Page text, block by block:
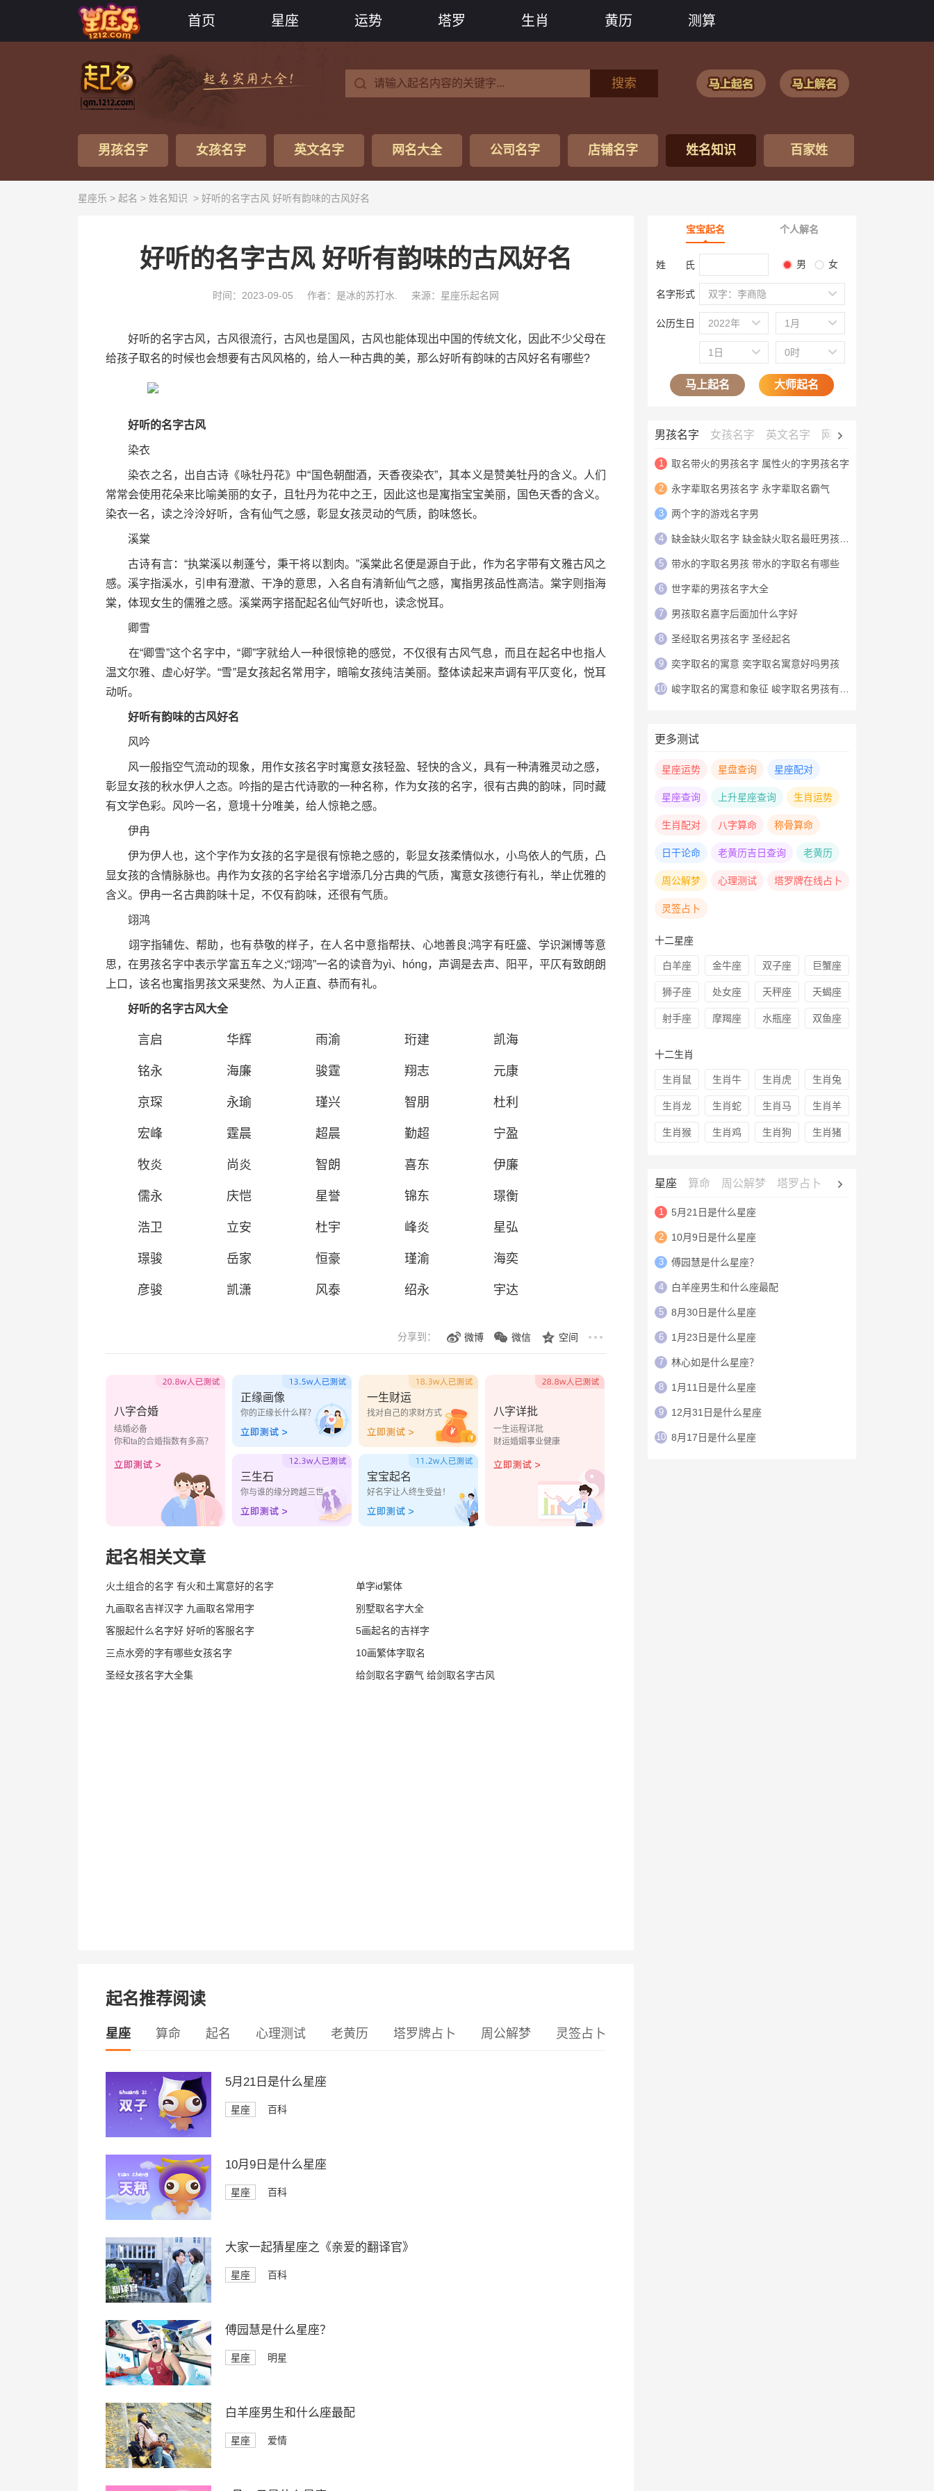
首页 星座 运势 塔罗 生肖 黄历 测算
搜索
男孩名字 女孩名字 英文名字 网名大全 公司名字 店铺名字 姓名知识 百家姓
星座乐 > 起名 > 姓名知识 > 好听的名字古风 好听有韵味的古风好名
好听的名字古风 好听有韵味的古风好名
时间：2023-09-05 作者：是冰的苏打水. 来源：星座乐起名网
好听的名字古风，古风很流行，古风也是国风，古风也能体现出中国的传统文化，因此不少父母在
给孩子取名的时候也会想要有古风风格的，给人一种古典的美，那么好听有韵味的古风好名有哪些?
好听的名字古风
染衣
染衣之名，出自古诗《咏牡丹花》中“国色朝酣酒，天香夜染衣”，其本义是赞美牡丹的含义。人们
常常会使用花朵来比喻美丽的女子，且牡丹为花中之王，因此这也是寓指宝宝美丽，国色天香的含义。
染衣一名，读之泠泠好听，含有仙气之感，彰显女孩灵动的气质，韵味悠长。
溪棠
古诗有言：“执棠溪以刜蓬兮，秉干将以割肉。”溪棠此名便是源自于此，作为名字带有文雅古风之
感。溪字指溪水，引申有澄澈、干净的意思，入名自有清新仙气之感，寓指男孩品性高洁。棠字则指海
棠，体现女生的儒雅之感。溪棠两字搭配起名仙气好听也，读念悦耳。
卿雪
在“卿雪”这个名字中，“卿”字就给人一种很惊艳的感觉，不仅很有古风气息，而且在起名中也指人
温文尔雅、虚心好学。“雪”是女孩起名常用字，暗喻女孩纯洁美丽。整体读起来声调有平仄变化，悦耳
动听。
好听有韵味的古风好名
风吟
风一般指空气流动的现象，用作女孩名字时寓意女孩轻盈、轻快的含义，具有一种清雅灵动之感，
彰显女孩的秋水伊人之态。吟指的是古代诗歌的一种名称，作为女孩的名字，很有古典的韵味，同时藏
有文学色彩。风吟一名，意境十分唯美，给人惊艳之感。
伊冉
伊为伊人也，这个字作为女孩的名字是很有惊艳之感的，彰显女孩柔情似水，小鸟依人的气质，凸
显女孩的含情脉脉也。冉作为女孩的名字给名字增添几分古典的气质，寓意女孩德行有礼，举止优雅的
含义。伊冉一名古典韵味十足，不仅有韵味，还很有气质。
翊鸿
翊字指辅佐、帮助，也有恭敬的样子，在人名中意指帮扶、心地善良;鸿字有旺盛、学识渊博等意
思，在男孩名字中表示学富五车之义;“翊鸿”一名的读音为yì、hóng，声调是去声、阳平，平仄有致朗朗
上口，该名也寓指男孩文采斐然、为人正直、恭而有礼。
好听的名字古风大全
言启 华辉 雨渝 珩建 凯海
铭永 海廉 骏霆 翔志 元康
京琛 永瑜 瑾兴 智朋 杜利
宏峰 霆晨 超晨 勤超 宁盈
牧炎 尚炎 智朗 喜东 伊廉
儒永 庆恺 星誉 锦东 璟衡
浩卫 立安 杜宇 峰炎 星弘
璟骏 岳家 恒豪 瑾渝 海奕
彦骏 凯潇 风泰 绍永 宇达
分享到： 微博 微信 空间
八字合婚
结婚必备
你和ta的合婚指数有多高？
正缘画像
你的正缘长什么样？
一生财运
找对自己的求财方式
三生石
你与谁的缘分跨越三世
宝宝起名
好名字让人终生受益！
八字详批
一生运程详批
财运婚姻事业健康
起名相关文章
火土组合的名字 有火和土寓意好的名字
单字id繁体
九画取名吉祥汉字 九画取名常用字
别墅取名字大全
客服起什么名字好 好听的客服名字
5画起名的吉祥字
三点水旁的字有哪些女孩名字
10画繁体字取名
圣经女孩名字大全集
给剑取名字霸气 给剑取名字古风
起名推荐阅读
星座 算命 起名 心理测试 老黄历 塔罗牌占卜 周公解梦 灵签占卜
5月21日是什么星座
星座 百科
10月9日是什么星座
星座 百科
大家一起猜星座之《亲爱的翻译官》
星座 百科
傅园慧是什么星座？
星座 明星
白羊座男生和什么座最配
星座 爱情
宝宝起名 个人解名
姓 氏 男 女
名字形式 双字：李商隐
公历生日 2022年 1月
1日 0时
马上起名 大师起名
男孩名字 女孩名字 英文名字 网名大全
1 取名带火的男孩名字 属性火的字男孩名字
2 永字辈取名男孩名字 永字辈取名霸气
3 两个字的游戏名字男
4 缺金缺火取名字 缺金缺火取名最旺男孩名字
5 带水的字取名男孩 带水的字取名有哪些
6 世字辈的男孩名字大全
7 男孩取名嘉字后面加什么字好
8 圣经取名男孩名字 圣经起名
9 奕字取名的寓意 奕字取名寓意好吗男孩
10 峻字取名的寓意和象征 峻字取名男孩有寓意
更多测试
星座运势 星盘查询 星座配对
星座查询 上升星座查询 生肖运势
生肖配对 八字算命 称骨算命
日干论命 老黄历吉日查询 老黄历
周公解梦 心理测试 塔罗牌在线占卜
灵签占卜
十二星座
白羊座 金牛座 双子座 巨蟹座
狮子座 处女座 天秤座 天蝎座
射手座 摩羯座 水瓶座 双鱼座
十二生肖
生肖鼠 生肖牛 生肖虎 生肖兔
生肖龙 生肖蛇 生肖马 生肖羊
生肖猴 生肖鸡 生肖狗 生肖猪
星座 算命 周公解梦 塔罗占卜 心理测试
1 5月21日是什么星座
2 10月9日是什么星座
3 傅园慧是什么星座？
4 白羊座男生和什么座最配
5 8月30日是什么星座
6 1月23日是什么星座
7 林心如是什么星座？
8 1月11日是什么星座
9 12月31日是什么星座
10 8月17日是什么星座